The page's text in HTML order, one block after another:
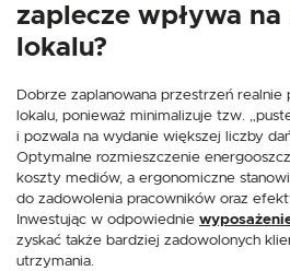
zaplecze wpływa
lokalu?
Dobrze zaplanowana przestrzeń realnie
lokalu, ponieważ minimalizuje tzw.
i pozwala na wydanie większej liczby
Optymalne rozmieszczenie
koszty mediów, a ergonomiczne
do zadowolenia pracowników oraz
Inwestując w odpowiednie
zyskać także bardziej zadowolonych
utrzymania.